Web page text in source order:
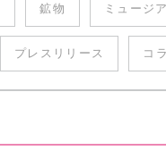
鉱物 ミュージ
プレスリリース コ